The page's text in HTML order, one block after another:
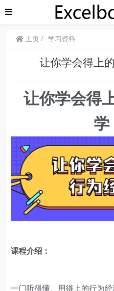
主页 学习资料
让你学会得上
让你学会得
学
课程介绍：
一门听得懂、用得上的行为